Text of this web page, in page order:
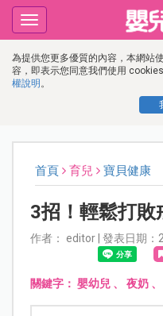
為提供您更多優質的內容，本網站
容，即表示您同意我們使用
權說明 。
Toggle
navigation
首頁 育兒 寶貝健康
3招！輕鬆打敗
作者： editor | 發表日期：
關鍵字： 嬰幼兒、 夜奶、